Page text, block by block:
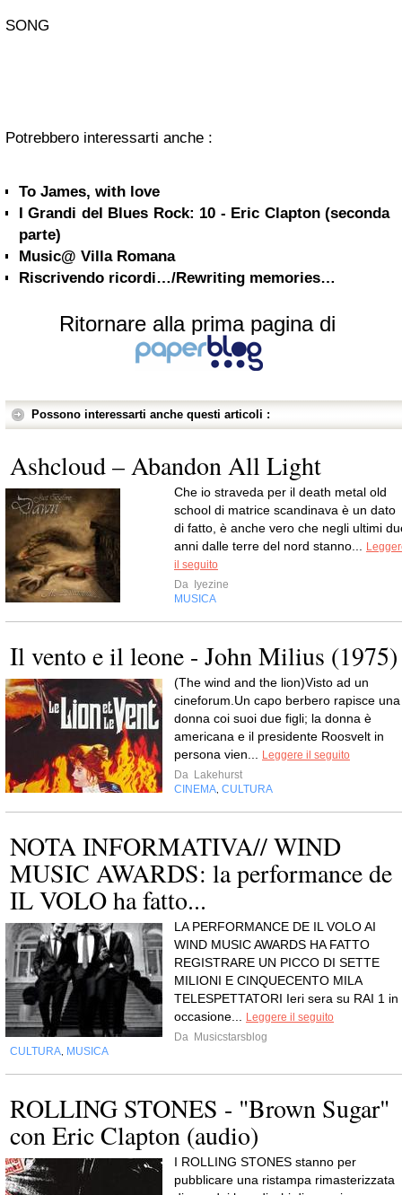
SONG
Potrebbero interessarti anche :
To James, with love
I Grandi del Blues Rock: 10 - Eric Clapton (seconda
parte)
Music@ Villa Romana
Riscrivendo ricordi…/Rewriting memories…
Ritornare alla prima pagina di
Possono interessarti anche questi articoli :
Ashcloud – Abandon All Light
Che io straveda per il death metal old
school di matrice scandinava è un dato
di fatto, è anche vero che negli ultimi
anni dalle terre del nord stanno...
il seguito
Da
Iyezine
MUSICA
Il vento e il leone - John Milius (1975)
(The wind and the lion)Visto ad un
cineforum.Un capo berbero rapisce una
donna coi suoi due figli; la donna è
americana e il presidente Roosvelt in
persona vien...
Leggere il seguito
Da Lakehurst
CINEMA CULTURA
NOTA INFORMATIVA// WIND
MUSIC AWARDS: la performance de
IL VOLO ha fatto...
LA PERFORMANCE DE IL VOLO AI
WIND MUSIC AWARDS HA FATTO
REGISTRARE UN PICCO DI SETTE
MILIONI E CINQUECENTO MILA
TELESPETTATORI Ieri sera su RAI 1 in
occasione...
Leggere il seguito
Da Musicstarsblog
CULTURA MUSICA
ROLLING STONES - "Brown Sugar"
con Eric Clapton (audio)
I ROLLING STONES stanno per
pubblicare una ristampa rimasterizzata